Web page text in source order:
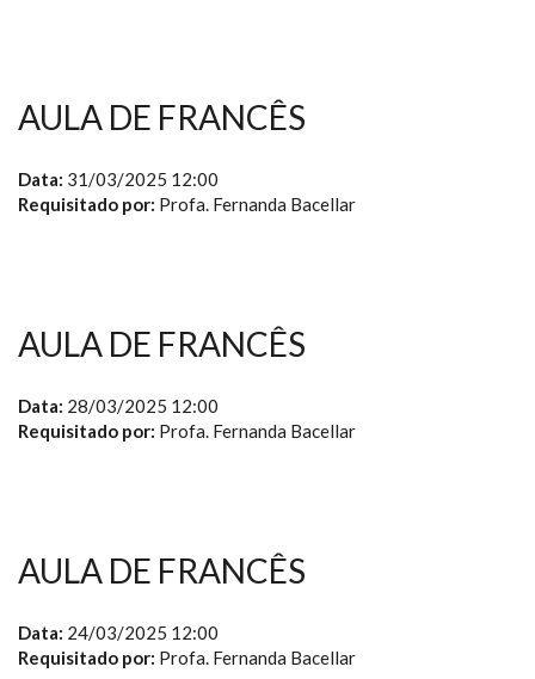
AULA DE FRANCÊS
Data: 31/03/2025 12:00
Requisitado por: Profa. Fernanda Bacellar
AULA DE FRANCÊS
Data: 28/03/2025 12:00
Requisitado por: Profa. Fernanda Bacellar
AULA DE FRANCÊS
Data: 24/03/2025 12:00
Requisitado por: Profa. Fernanda Bacellar